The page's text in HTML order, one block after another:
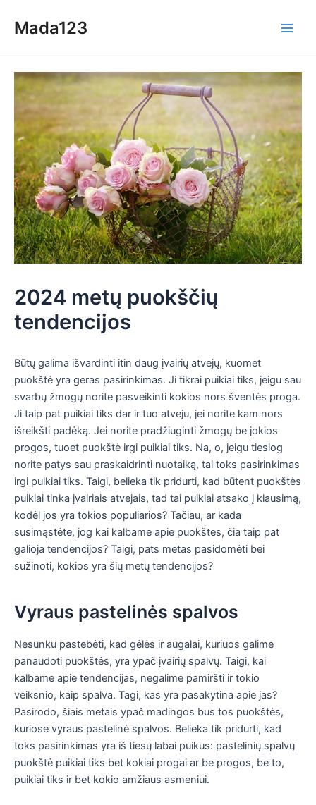
Mada123
2024 metų puokščių
tendencijos
Būtų galima išvardinti itin daug įvairių atvejų, kuomet
puokštė yra geras pasirinkimas. Ji tikrai puikiai tiks, jeigu sau
svarbų žmogų norite pasveikinti kokios nors šventės proga.
Ji taip pat puikiai tiks dar ir tuo atveju, jei norite kam nors
išreikšti padėką. Jei norite pradžiuginti žmogų be jokios
progos, tuoet puokštė irgi puikiai tiks. Na, o, jeigu tiesiog
norite patys sau praskaidrinti nuotaiką, tai toks pasirinkimas
irgi puikiai tiks. Taigi, belieka tik pridurti, kad būtent puokštės
puikiai tinka įvairiais atvejais, tad tai puikiai atsako į klausimą,
kodėl jos yra tokios populiarios? Tačiau, ar kada
susimąstėte, jog kai kalbame apie puokštes, čia taip pat
galioja tendencijos? Taigi, pats metas pasidomėti bei
sužinoti, kokios yra šių metų tendencijos?
Vyraus pastelinės spalvos
Nesunku pastebėti, kad gėlės ir augalai, kuriuos galime
panaudoti puokštės, yra ypač įvairių spalvų. Taigi, kai
kalbame apie tendencijas, negalime pamiršti ir tokio
veiksnio, kaip spalva. Tagi, kas yra pasakytina apie jas?
Pasirodo, šiais metais ypač madingos bus tos puokštės,
kuriose vyraus pastelinė spalvos. Belieka tik pridurti, kad
toks pasirinkimas yra iš tiesų labai puikus: pastelinių spalvų
puokštė puikiai tiks bet kokiai progai ar be progos, be to,
puikiai tiks ir bet kokio amžiaus asmeniui.